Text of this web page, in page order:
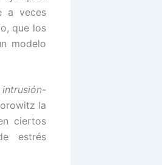
a veces
que los
modelo
la
ciertos
estrés